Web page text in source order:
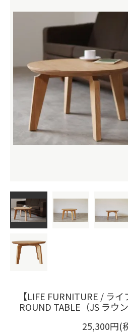
【LIFE FURNITURE / ラ
ROUND TABLE（JS ラウ
25,300円(